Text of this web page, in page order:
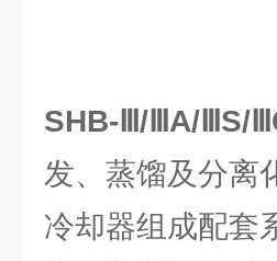
SHB-Ⅲ/ⅢA/ⅢS/
发、蒸馏及分离
冷却器组成配套